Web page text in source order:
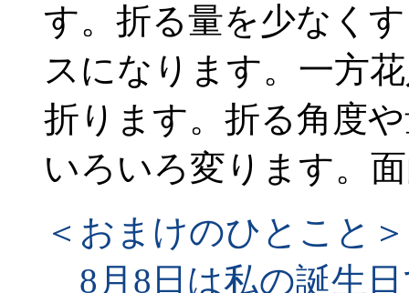
す。折る量を少なく
スになります。一方
折ります。折る角度
いろいろ変ります。
＜おまけのひとこと＞
8月8日は私の誕生